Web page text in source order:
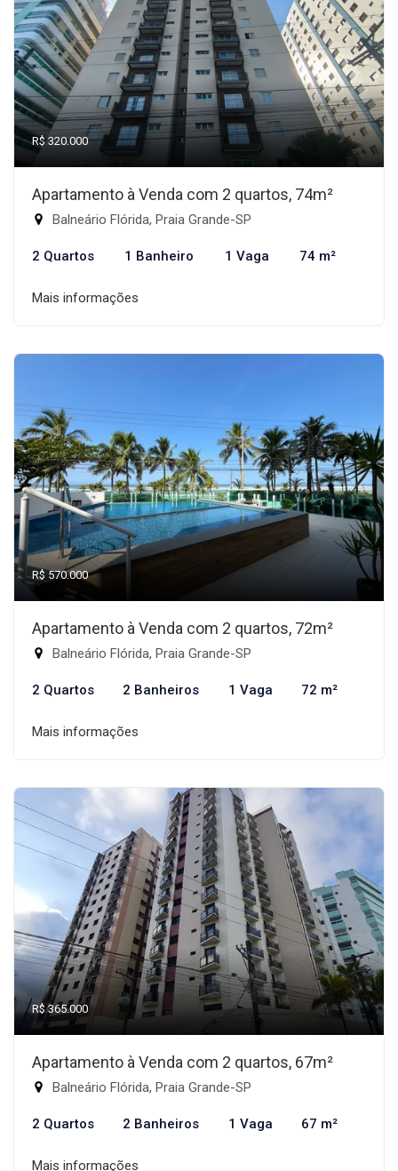
R$ 320.000
Apartamento à Venda com 2 quartos, 74m²
Balneário Flórida, Praia Grande-SP
2 Quartos 1 Banheiro 1 Vaga 74 m²
Mais informações
R$ 570.000
Apartamento à Venda com 2 quartos, 72m²
Balneário Flórida, Praia Grande-SP
2 Quartos 2 Banheiros 1 Vaga 72 m²
Mais informações
R$ 365.000
Apartamento à Venda com 2 quartos, 67m²
Balneário Flórida, Praia Grande-SP
2 Quartos 2 Banheiros 1 Vaga 67 m²
Mais informações